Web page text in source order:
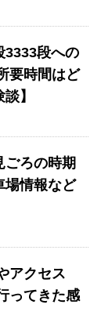
3333段への
要時間はど
】
ごろの時期
場情報など
アクセス
ってきた感